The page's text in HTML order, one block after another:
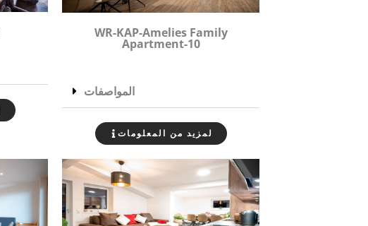
WR-KAP-Amelies Family
Apartment-10
المواصفات
لمزيد من المعلومات